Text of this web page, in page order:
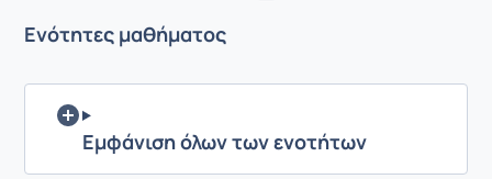
Ενότητες μαθήματος
Εμφάνιση όλων των ενοτήτων